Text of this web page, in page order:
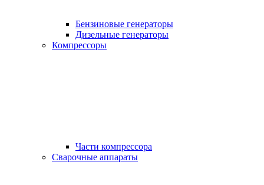
Бензиновые генераторы
Дизельные генераторы
Компрессоры
Части компрессора
Сварочные аппараты